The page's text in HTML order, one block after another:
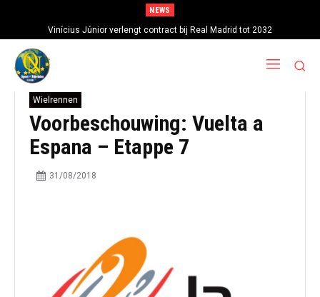
NEWS
Vinícius Júnior verlengt contract bij Real Madrid tot 2032
Wielrennen
Voorbeschouwing: Vuelta a
Espana – Etappe 7
31/08/2018